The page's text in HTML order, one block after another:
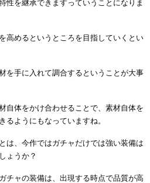
性を継承できますっていうことになりま
めるというところを目指していくとい
を手に入れて調合するということが大事
自体をかけ合わせることで、素材自体を
るようにもなっていますね。
、今作ではガチャだけでは強い装備は
ょうか？
チャの装備は、出現する時点で品質が高